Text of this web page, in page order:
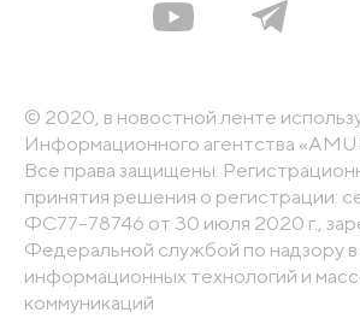
© 2020, в новостной ленте
Информационного агентства
Все права защищены.
принятия решения о регистрации:
ФС77-78746 от 30 июля 2020 г.,
Федеральной службой по надзору в
информационных технологий и
коммуникаций